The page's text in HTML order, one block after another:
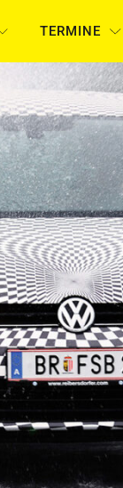
TERMINE